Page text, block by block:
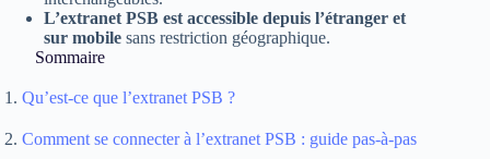
L’extranet PSB est accessible depuis l’étranger et
sur mobile sans restriction géographique.
Sommaire
Qu’est-ce que l’extranet PSB ?
Comment se connecter à l’extranet PSB : guide pas-à-pas